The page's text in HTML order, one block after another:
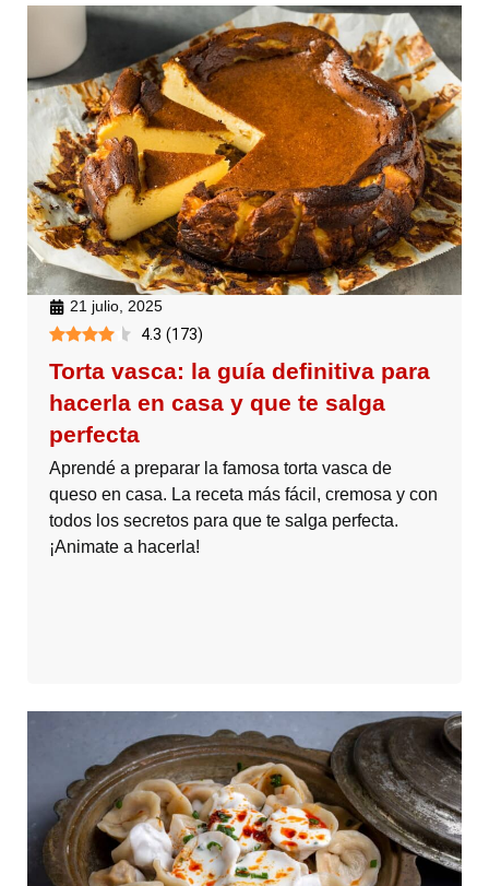
21 julio, 2025
4.3 (173)
Torta vasca: la guía definitiva para
hacerla en casa y que te salga
perfecta
Aprendé a preparar la famosa torta vasca de
queso en casa. La receta más fácil, cremosa y con
todos los secretos para que te salga perfecta.
¡Animate a hacerla!